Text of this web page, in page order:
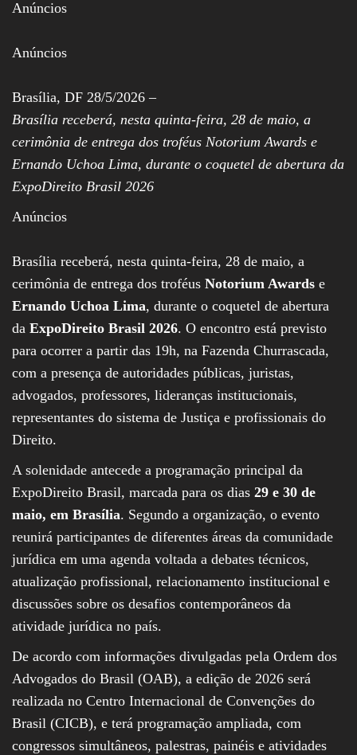
Vinhos, Bebidas,
Cervejas, Comida,
Emprego,
Anúncios
Anúncios
Brasília, DF 28/5/2026 –
Brasília receberá, nesta quinta-feira, 28 de maio, a
cerimônia de entrega dos troféus Notorium Awards e
Ernando Uchoa Lima, durante o coquetel de abertura da
ExpoDireito Brasil 2026
Anúncios
Brasília receberá, nesta quinta-feira, 28 de maio, a
cerimônia de entrega dos troféus Notorium Awards e
Ernando Uchoa Lima, durante o coquetel de abertura
da ExpoDireito Brasil 2026. O encontro está previsto
para ocorrer a partir das 19h, na Fazenda Churrascada,
com a presença de autoridades públicas, juristas,
advogados, professores, lideranças institucionais,
representantes do sistema de Justiça e profissionais do
Direito.
A solenidade antecede a programação principal da
ExpoDireito Brasil, marcada para os dias 29 e 30 de
maio, em Brasília. Segundo a organização, o evento
reunirá participantes de diferentes áreas da comunidade
jurídica em uma agenda voltada a debates técnicos,
atualização profissional, relacionamento institucional e
discussões sobre os desafios contemporâneos da
atividade jurídica no país.
De acordo com informações divulgadas pela Ordem dos
Advogados do Brasil (OAB), a edição de 2026 será
realizada no Centro Internacional de Convenções do
Brasil (CICB), e terá programação ampliada, com
congressos simultâneos, palestras, painéis e atividades